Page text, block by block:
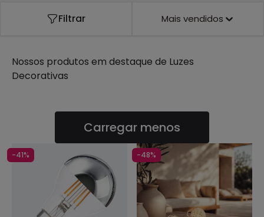
Filtrar Mais vendidos
Nossos produtos em destaque de Luzes
Decorativas
Carregar menos
-41% -48%